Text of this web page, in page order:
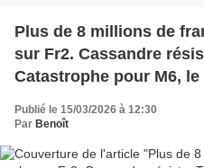
Plus de 8 millions de
sur Fr2. Cassandre
Catastrophe pour M6, le
Publié le 15/03/2026 à 12:30
Par Benoît